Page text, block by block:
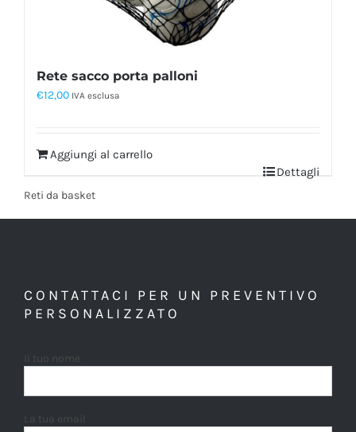
Rete sacco porta palloni
€12,00 IVA esclusa
Aggiungi al carrello
Dettagli
Reti da basket
CONTATTACI PER UN PREVENTIVO
PERSONALIZZATO
Il tuo nome
La tua email